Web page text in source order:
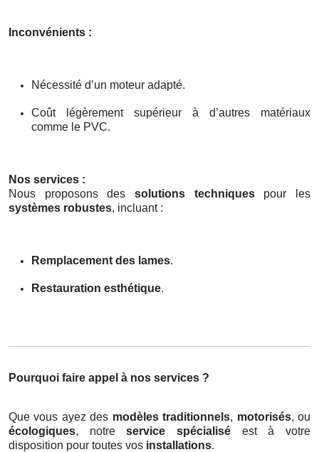
Inconvénients :
Nécessité d’un moteur adapté.
Coût légèrement supérieur à d’autres matériaux
comme le PVC.
Nos services :
Nous proposons des solutions techniquespour les
systèmes robustes, incluant :
Remplacement des lames.
Restauration esthétique.
Pourquoi faire appel à nos services ?
Que vous ayez des modèles traditionnels, motorisés, ou
écologiques, notreservice spécialisé est à votre
disposition pour toutes vos installations.